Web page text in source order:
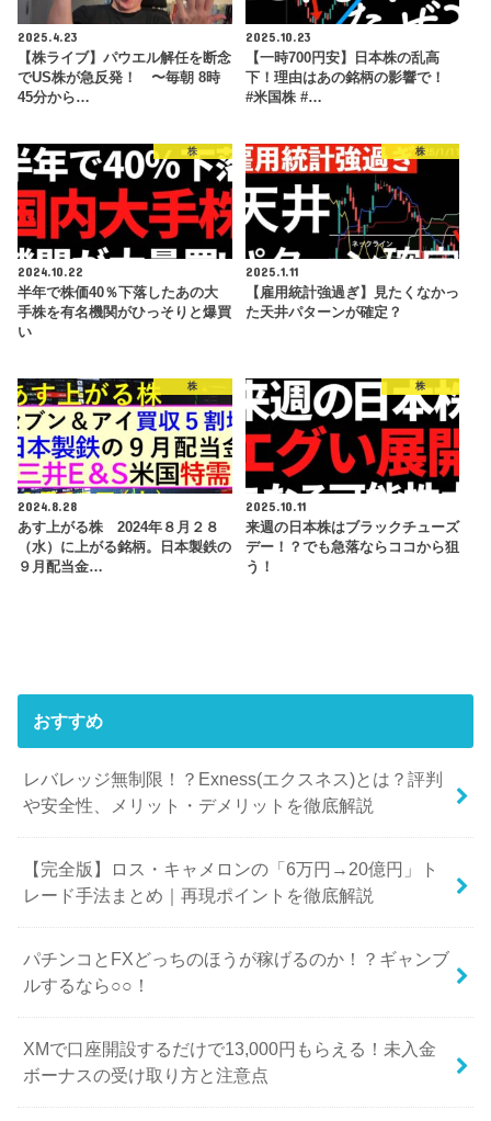
2025.4.23
【株ライブ】パウエル解任を断念
でUS株が急反発！ 〜毎朝 8時
45分から…
2025.10.23
【一時700円安】日本株の乱高
下！理由はあの銘柄の影響で！
#米国株 #…
株
2024.10.22
半年で株価40％下落したあの大
手株を有名機関がひっそりと爆買
い
株
2025.1.11
【雇用統計強過ぎ】見たくなかっ
た天井パターンが確定？
株
2024.8.28
あす上がる株 2024年８月２８
（水）に上がる銘柄。日本製鉄の
９月配当金…
株
2025.10.11
来週の日本株はブラックチューズ
デー！？でも急落ならココから狙
う！
おすすめ
レバレッジ無制限！？Exness(エクスネス)とは？評判
や安全性、メリット・デメリットを徹底解説
【完全版】ロス・キャメロンの「6万円→20億円」ト
レード手法まとめ｜再現ポイントを徹底解説
パチンコとFXどっちのほうが稼げるのか！？ギャンブ
ルするなら○○！
XMで口座開設するだけで13,000円もらえる！未入金
ボーナスの受け取り方と注意点